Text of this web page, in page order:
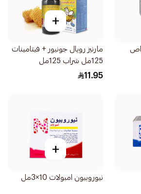
+
مارنيز رويال جونيور + فيتامينات
125مل شراب 125مل
11.95
+
نيوروبيون امبولات 10×3مل